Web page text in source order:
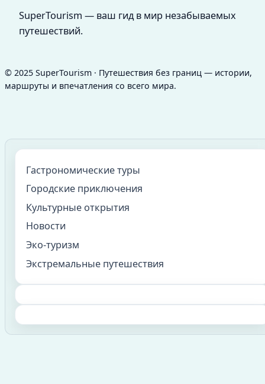
SuperTourism — ваш гид в мир незабываемых
путешествий.
© 2025 SuperTourism · Путешествия без границ — истории,
маршруты и впечатления со всего мира.
Гастрономические туры
Городские приключения
Культурные открытия
Новости
Эко-туризм
Экстремальные путешествия